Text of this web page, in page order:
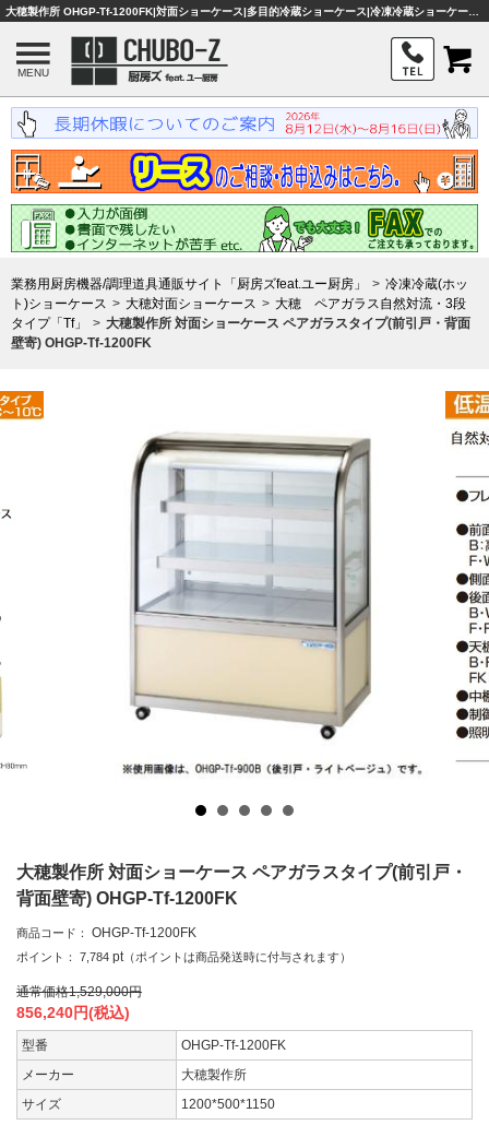
MENU
業務用厨房機器/調理道具通販サイト「厨房ズfeat.ユー厨房」
冷凍冷蔵(ホッ
ト)ショーケース
大穂対面ショーケース
大穂 ペアガラス自然対流・3段
タイプ「Tf」
大穂製作所 対面ショーケース ペアガラスタイプ(前引戸・背面
壁寄) OHGP-Tf-1200FK
大穂製作所 対面ショーケース ペアガラスタイプ(前引戸・
背面壁寄) OHGP-Tf-1200FK
商品コード： OHGP-Tf-1200FK
ポイント： 7,784 pt （ポイントは商品発送時に付与されます）
通常価格1,529,000円
856,240円(税込)
型番
OHGP-Tf-1200FK
メーカー
大穂製作所
サイズ
1200*500*1150